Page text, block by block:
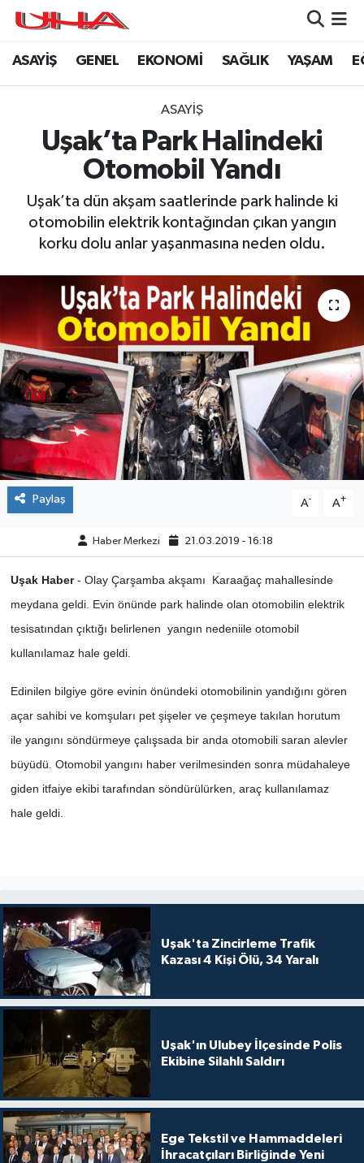
ASAYİŞ GENEL EKONOMİ SAĞLIK YAŞAM
ASAYİŞ
Uşak’ta Park Halindeki
Otomobil Yandı
Uşak’ta dün akşam saatlerinde park halinde ki
otomobilin elektrik kontağından çıkan yangın
korku dolu anlar yaşanmasına neden oldu.
Paylaş A- A+
Haber Merkezi 21.03.2019 - 16:18
Uşak Haber- Olay Çarşamba akşamı Karaağaç mahallesinde
meydana geldi. Evin önünde park halinde olan otomobilin elektrik
tesisatından çıktığı belirlenen yangın nedeniile otomobil
kullanılamaz hale geldi.
Edinilen bilgiye göre evinin önündeki otomobilinin yandığını gören
açar sahibi ve komşuları pet şişeler ve çeşmeye takılan horutum
ile yangını söndürmeye çalışsada bir anda otomobili saran alevler
büyüdü. Otomobil yangını haber verilmesinden sonra müdahaleye
giden itfaiye ekibi tarafından söndürülürken, araç kullanılamaz
hale geldi.
Uşak'ta Zincirleme Trafik
Kazası 4 Kişi Ölü, 34 Yaralı
Uşak'ın Ulubey İlçesinde Polis
Ekibine Silahlı Saldırı
Ege Tekstil ve Hammaddeleri
İhracatçıları Birliğinde Yeni
ASAYİŞ
GENEL
SAĞLIK
EKONOMİ
EĞİTİM
ÇEVRE
DÜNYA
HABERDE İNSAN
BİLİM VE TEKNOLOJİ
KAMPANYALAR
KÜLTÜR-SANAT
POLİTİKA
SİYASET
SPOR
Yerel
Nöbetçi Eczaneler
Namaz Vakitleri
Puan Durumu ve Fikstür
Son Dakika Haberleri
Haber Arşivi